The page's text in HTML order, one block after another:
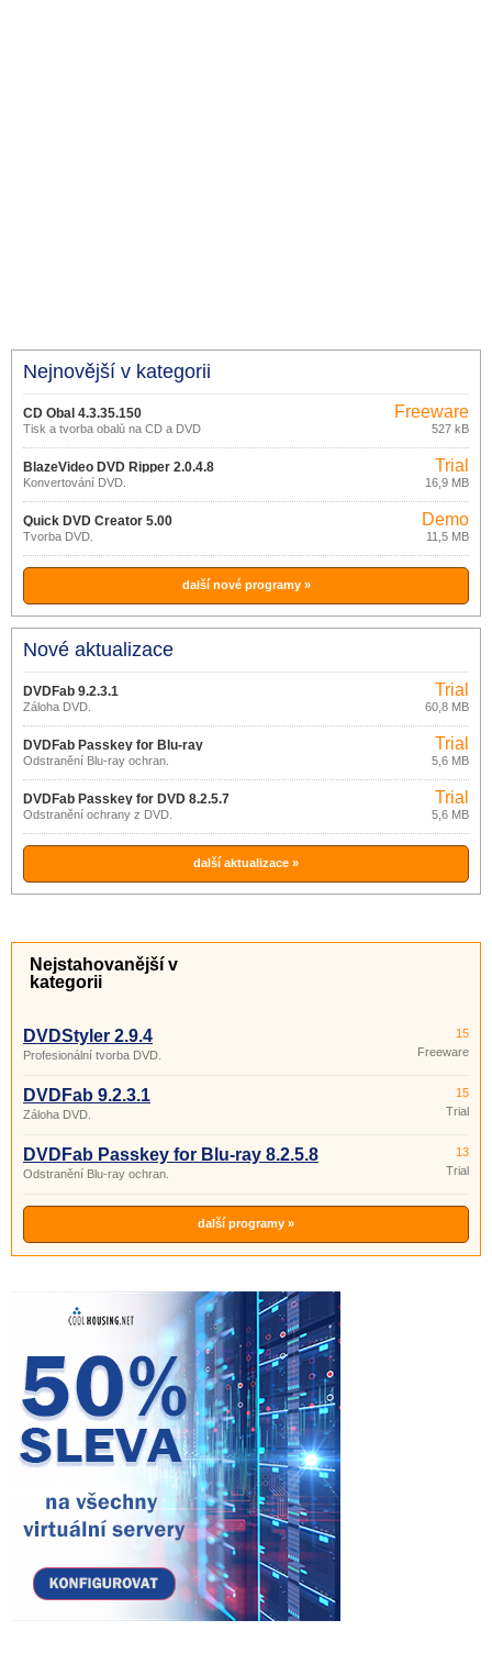
Nejnovější v kategorii
CD Obal 4.3.35.150
Tisk a tvorba obalů na CD a DVD
Freeware
527 kB
BlazeVideo DVD Ripper 2.0.4.8
Konvertování DVD.
Trial
16,9 MB
Quick DVD Creator 5.00
Tvorba DVD.
Demo
11,5 MB
další nové programy »
Nové aktualizace
DVDFab 9.2.3.1
Záloha DVD.
Trial
60,8 MB
DVDFab Passkey for Blu-ray
8.2.5.8
Odstranění Blu-ray ochran.
Trial
5,6 MB
DVDFab Passkey for DVD 8.2.5.7
Odstranění ochrany z DVD.
Trial
5,6 MB
další aktualizace »
Nejstahovanější v
kategorii
DVDStyler 2.9.4
Profesionální tvorba DVD.
15
Freeware
DVDFab 9.2.3.1
Záloha DVD.
15
Trial
DVDFab Passkey for Blu-ray 8.2.5.8
Odstranění Blu-ray ochran.
13
Trial
další programy »